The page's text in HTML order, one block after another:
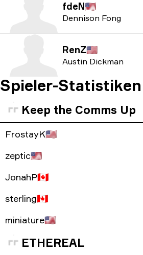
fdeN🇺🇸
Dennison Fong
RenZ🇺🇸
Austin Dickman
Spieler-Statistiken
Keep the Comms Up
FrostayK🇺🇸
zeptic🇺🇸
JonahP🇨🇦
sterling🇨🇦
miniature🇺🇸
ETHEREAL